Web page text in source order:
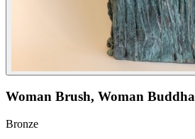
Woman Brush, Woman Buddha
Bronze